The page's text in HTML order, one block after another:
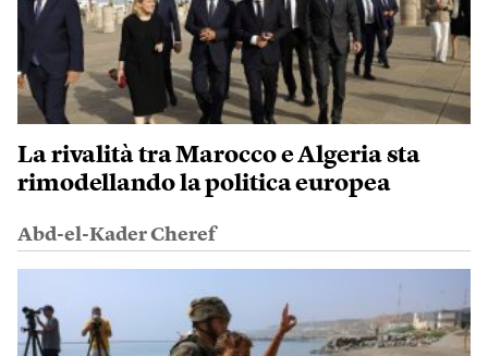
La rivalità tra Marocco e Algeria sta
rimodellando la politica europea
Abd-el-Kader Cheref